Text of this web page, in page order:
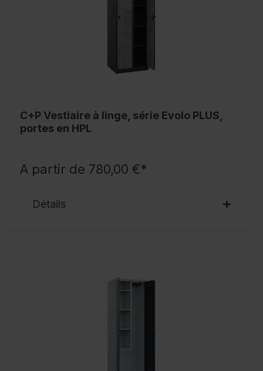
C+P Vestiaire à linge, série Evolo PLUS,
portes en HPL
A partir de 780,00 €*
Détails